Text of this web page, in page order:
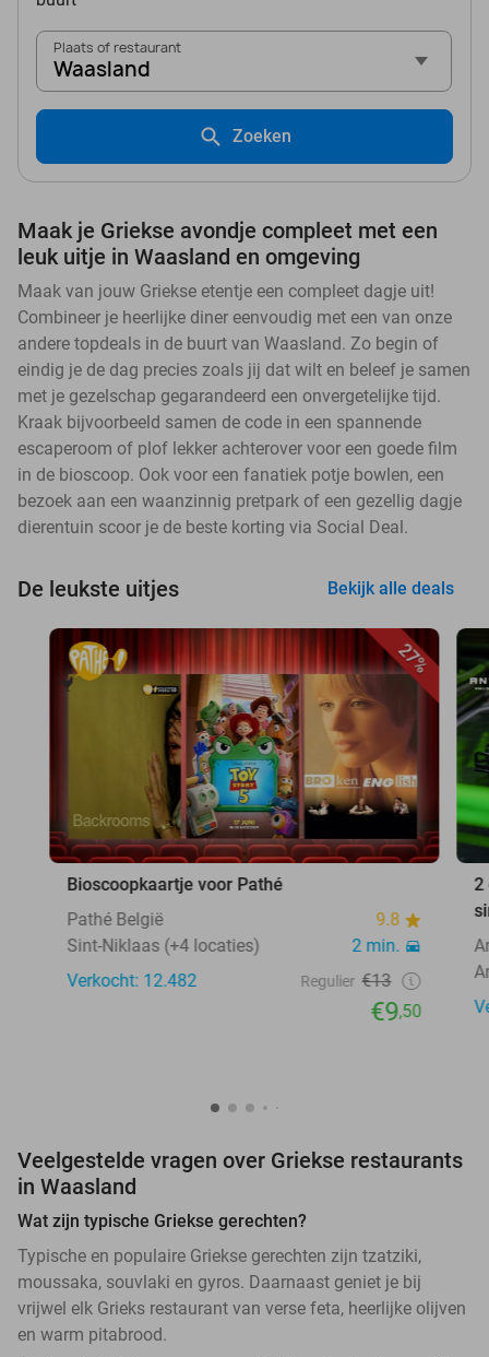
Plaats of restaurant
Waasland
Zoeken
Maak je Griekse avondje compleet met een
leuk uitje in Waasland en omgeving
Maak van jouw Griekse etentje een compleet dagje uit!
Combineer je heerlijke diner eenvoudig met een van onze
andere topdeals in de buurt van Waasland. Zo begin of
eindig je de dag precies zoals jij dat wilt en beleef je samen
met je gezelschap gegarandeerd een onvergetelijke tijd.
Kraak bijvoorbeeld samen de code in een spannende
escaperoom of plof lekker achterover voor een goede film
in de bioscoop. Ook voor een fanatiek potje bowlen, een
bezoek aan een waanzinnig pretpark of een gezellig dagje
dierentuin scoor je de beste korting via Social Deal.
De leukste uitjes Bekijk alle deals
27%
Bioscoopkaartje voor Pathé
Pathé België
9.8
Sint-Niklaas (+4 locaties)
2 min.
Verkocht: 12.482
Regulier €13
€9,50
2
Veelgestelde vragen over Griekse restaurants
in Waasland
Wat zijn typische Griekse gerechten?
Typische en populaire Griekse gerechten zijn tzatziki,
moussaka, souvlaki en gyros. Daarnaast geniet je bij
vrijwel elk Grieks restaurant van verse feta, heerlijke olijven
en warm pitabrood.